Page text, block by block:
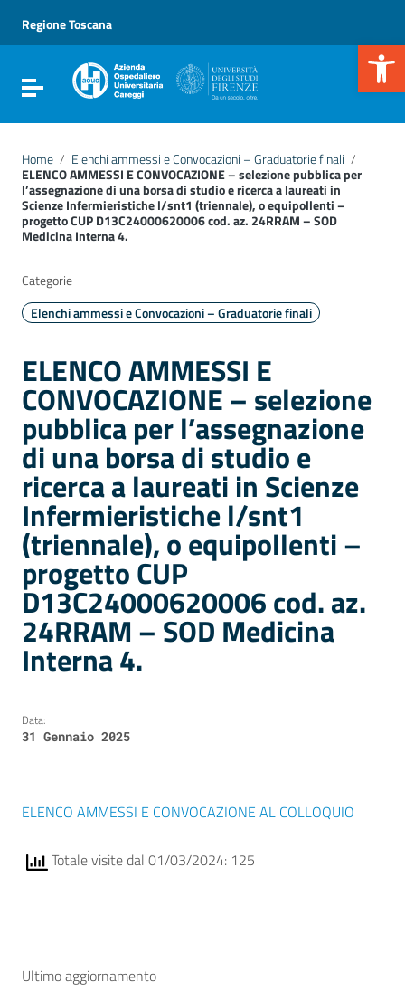
Vai al menu di navigazione
Vai al footer
Regione Toscana
Attiva / disattiva la navigazione
Home / Elenchi ammessi e Convocazioni – Graduatorie finali /
ELENCO AMMESSI E CONVOCAZIONE – selezione pubblica per
l’assegnazione di una borsa di studio e ricerca a laureati in
Scienze Infermieristiche l/snt1 (triennale), o equipollenti –
progetto CUP D13C24000620006 cod. az. 24RRAM – SOD
Medicina Interna 4.
ELENCO AMMESSI E
CONVOCAZIONE – selezione
pubblica per l’assegnazione
di una borsa di studio e
ricerca a laureati in Scienze
Infermieristiche l/snt1
(triennale), o equipollenti –
progetto CUP
D13C24000620006 cod. az.
24RRAM – SOD Medicina
Interna 4.
Categorie
Elenchi ammessi e Convocazioni – Graduatorie finali
Data:
31 Gennaio 2025
ELENCO AMMESSI E CONVOCAZIONE AL COLLOQUIO
Totale visite dal 01/03/2024: 125
Ultimo aggiornamento